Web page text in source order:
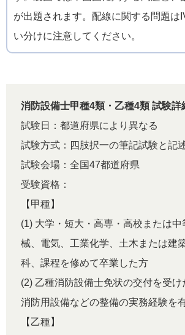
が出題されます。配線に関する問題は
い分けに注意してください。
消防設備士甲種4類・乙種4類 試験詳
試験日：都道府県により異なる
試験方式：四肢択一の筆記試験と記
試験会場：全国47都道府県
受験資格：
【甲種】
(1) 大学・短大・高専・高校または
械、電気、工業化学、土木または建
科、課程を修めて卒業した方
(2) 乙種消防設備士免状の交付を受け
消防用設備などの整備の実務経験
【乙種】